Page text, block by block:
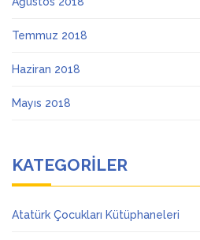
Temmuz 2018
Haziran 2018
Mayıs 2018
KATEGORILER
Atatürk Çocukları Kütüphaneleri